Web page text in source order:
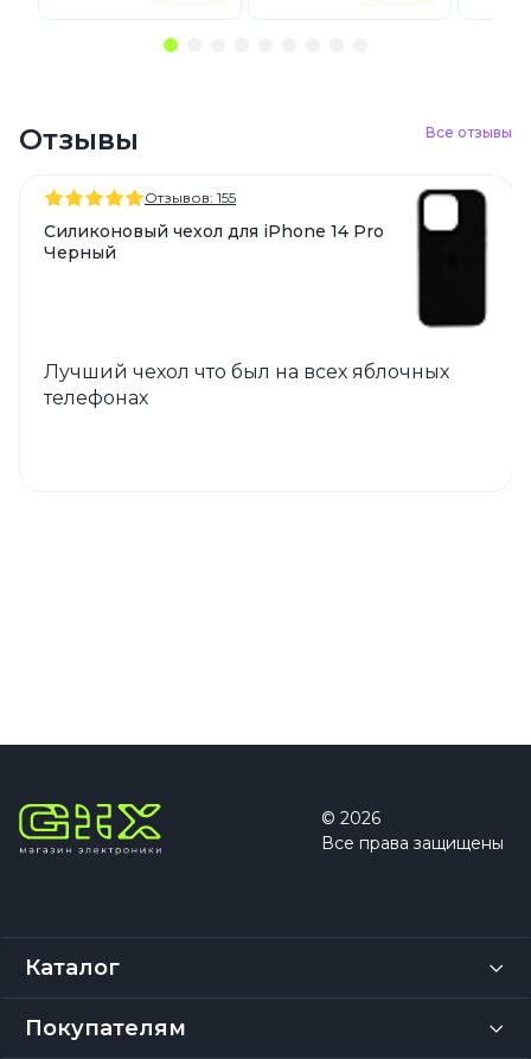
Отзывы Все отзывы
Отзывов: 155
Силиконовый чехол для iPhone 14 Pro
Черный
Лучший чехол что был на всех яблочных
телефонах
© 2026
Все права защищены
Каталог
Покупателям